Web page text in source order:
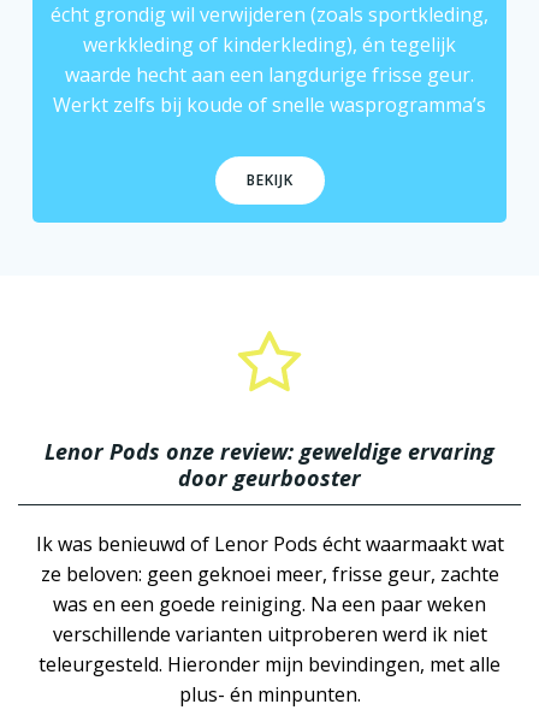
écht grondig wil verwijderen (zoals sportkleding,
werkkleding of kinderkleding), én tegelijk
waarde hecht aan een langdurige frisse geur.
Werkt zelfs bij koude of snelle wasprogramma’s
BEKIJK
Lenor Pods onze review: geweldige ervaring
door geurbooster
Ik was benieuwd of Lenor Pods écht waarmaakt wat
ze beloven: geen geknoei meer, frisse geur, zachte
was en een goede reiniging. Na een paar weken
verschillende varianten uitproberen werd ik niet
teleurgesteld. Hieronder mijn bevindingen, met alle
plus- én minpunten.